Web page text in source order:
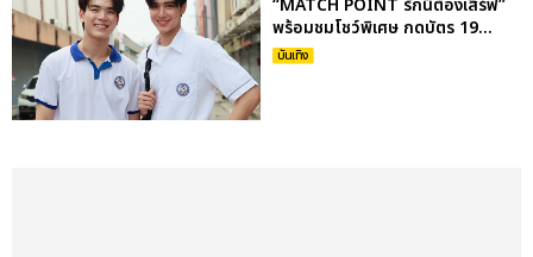
พร้อมชมโชว์พิเศษ กดบัตร 19...
บันเทิง